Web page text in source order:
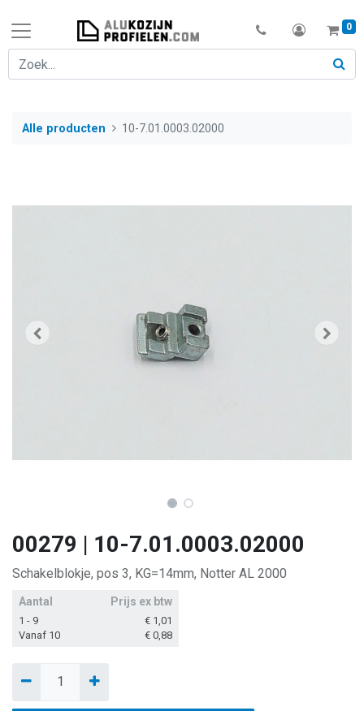
0
Alle producten 10-7.01.0003.02000
00279 | 10-7.01.0003.02000
Schakelblokje, pos 3, KG=14mm, Notter AL 2000
Aantal Prijs ex btw
1 - 9 € 1,01
Vanaf 10
€ 0,88